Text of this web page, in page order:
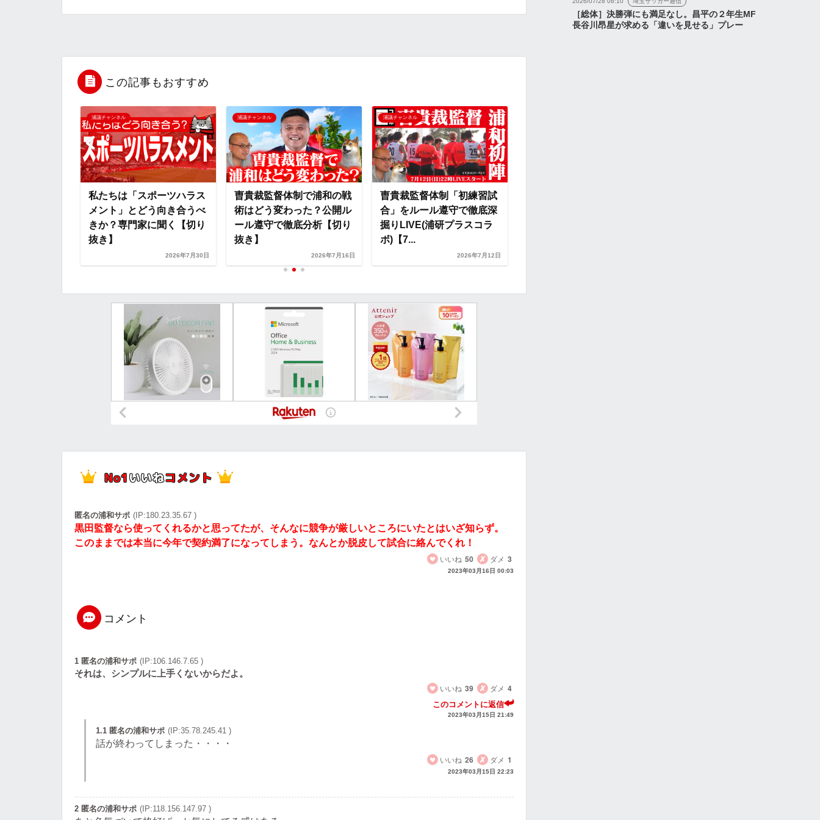
b
o
o
k
t
e
r
n
a o
t
e
i
n
k
この記事もおすすめ
浦議チャンネル
曺貴裁監督体制で浦和の戦
術はどう変わった？公開ル
ール遵守で徹底分析【切り
抜き】
2026年7月16日
浦議チャンネル
曺貴裁監督体制「初練習試
合」をルール遵守で徹底深
掘りLIVE(浦研プラスコラ
ボ)【7...
2026年7月12日
浦議チャンネル
私たちは「スポーツハラス
メント」とどう向き合うべ
きか？専門家に聞く【切り
抜き】
2026年7月30日
匿名の浦和サポ (IP:180.23.35.67 )
黒田監督なら使ってくれるかと思ってたが、そんなに競争が厳しいところにいたとはいざ知らず。
このままでは本当に今年で契約満了になってしまう。なんとか脱皮して試合に絡んでくれ！
いいね 50 ダメ 3
2023年03月16日 00:03
コメント
1 匿名の浦和サポ (IP:106.146.7.65 )
それは、シンプルに上手くないからだよ。
いいね 39 ダメ 4
このコメントに返信
2023年03月15日 21:49
1.1 匿名の浦和サポ (IP:35.78.245.41 )
話が終わってしまった・・・・
いいね 26 ダメ 1
2023年03月15日 22:23
2 匿名の浦和サポ (IP:118.156.147.97 )
［総体］決勝弾にも満足なし。昌平の２年生MF
長谷川昂星が求める「違いを見せる」プレー